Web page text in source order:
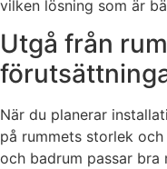
vilken lösning som är
Utgå från
När du planerar
på rummets storlek
och badrum passar